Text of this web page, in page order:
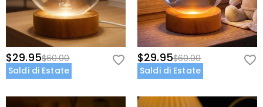
$29.95$60.00
Saldi di Estate
$29.95$60.00
Saldi di Estate